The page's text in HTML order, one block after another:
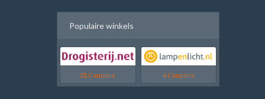
Populaire winkels
21 Coupons 4 Coupons